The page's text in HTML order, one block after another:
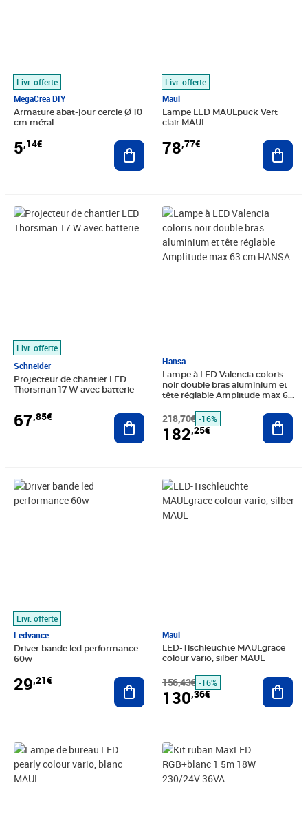
Livr. offerte
MegaCrea DIY
Armature abat-jour cercle Ø 10
cm métal
5,14€ Ajouter au panier
Livr. offerte
Maul
Lampe LED MAULpuck Vert
clair MAUL
78,77€
Livr. offerte
Schneider
Projecteur de chantier LED
Thorsman 17 W avec batterie
67,85€
Prix 67,85€
Ajouter au panier
Hansa
Lampe à LED Valencia coloris
noir double bras aluminium et
tête réglable Amplitude max 63
218,70€
Prix barré 218,70€
-16%
182,25€
Prix 182,25€
Livr. offerte
Ledvance
Driver bande led performance
60w
29,21€
Prix 29,21€
Ajouter au panier
Maul
LED-Tischleuchte MAULgrace
colour vario, silber MAUL
156,43€
Prix barré 156,43€
-16%
130,36€
Prix 130,36€
Prix 54,61€ Prix 75,46€